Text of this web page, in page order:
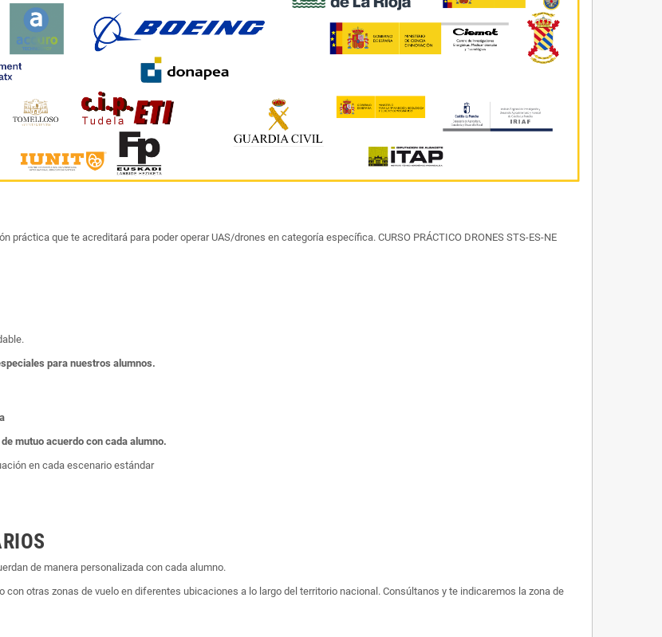
práctica que te acreditará para poder operar UAS/drones en categoría específica. CURSO PRÁCTICO DRONES STS-ES-NE
para nuestros alumnos.
mutuo acuerdo con cada alumno.
en cada escenario estándar
de manera personalizada con cada alumno.
otras zonas de vuelo en diferentes ubicaciones a lo largo del territorio nacional. Consúltanos y te indicaremos la zona de